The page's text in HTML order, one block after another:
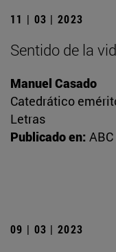
11 | 03 | 2023
Sentido de la
Manuel Casado
Catedrático
Letras
Publicado en: ABC
09 | 03 | 2023